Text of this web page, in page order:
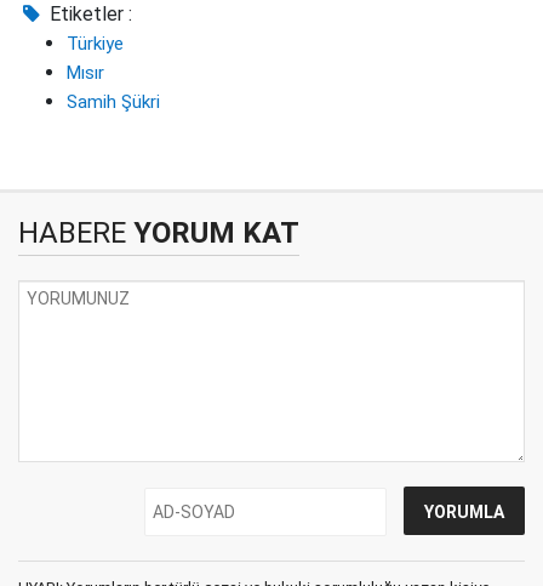
Etiketler :
Türkiye
Mısır
Samih Şükri
HABERE YORUM KAT